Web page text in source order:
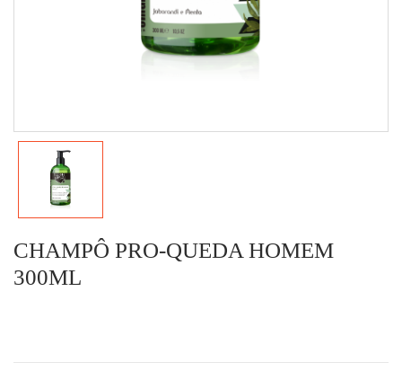
CHAMPÔ PRO-QUEDA HOMEM
300ML